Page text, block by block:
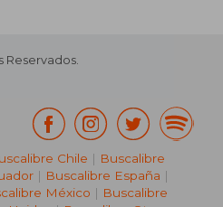
Reservados.
Chile | Buscalibre
| Buscalibre España |
México | Buscalibre